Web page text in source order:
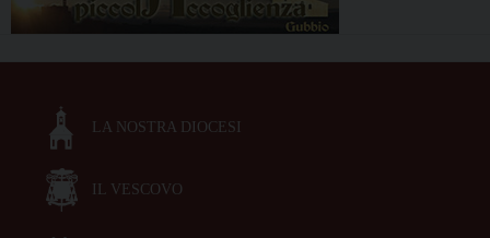
LA NOSTRA DIOCESI
IL VESCOVO